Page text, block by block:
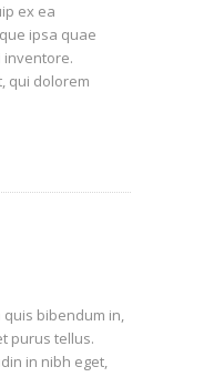
ex ea
ipsa quae
inventore.
qui dolorem
quis bibendum in,
purus tellus.
in nibh eget,